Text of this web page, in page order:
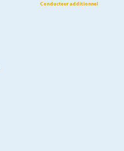
Conducteur additionnel